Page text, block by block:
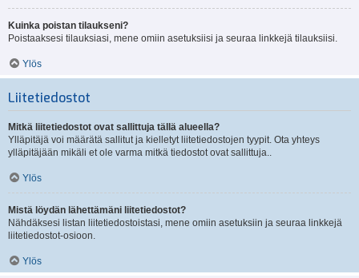
Kuinka poistan tilaukseni?
Poistaaksesi tilauksiasi, mene omiin asetuksiisi ja seuraa linkkejä tilauksiisi.
Ylös
Liitetiedostot
Mitkä liitetiedostot ovat sallittuja tällä alueella?
Ylläpitäjä voi määrätä sallitut ja kielletyt liitetiedostojen tyypit. Ota yhteys
ylläpitäjään mikäli et ole varma mitkä tiedostot ovat sallittuja..
Ylös
Mistä löydän lähettämäni liitetiedostot?
Nähdäksesi listan liitetiedostoistasi, mene omiin asetuksiin ja seuraa linkkejä
liitetiedostot-osioon.
Ylös